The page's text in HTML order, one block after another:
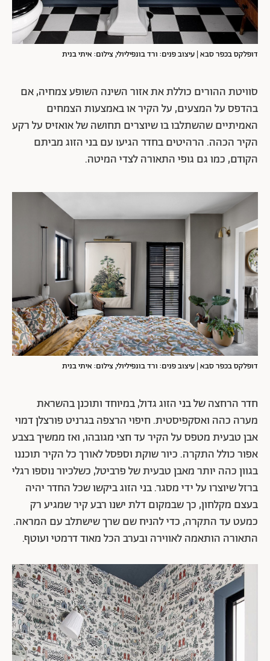
דופלקס בכפר סבא | עיצוב פנים: ורד בונפיליולי, צילום: איתי בנית
סוויטת ההורים כוללת את אזור השינה השופע צמחיה, אם
בהדפס על המצעים, על הקיר או באמצעות הצמחים
האמיתיים שהשתלבו בו שיוצרים תחושה של אואזיס על רקע
הקיר הכהה. הרהיטים בחדר הגיעו עם בני הזוג מביתם
הקודם, כמו גם גופי התאורה לצדי המיטה.
דופלקס בכפר סבא | עיצוב פנים: ורד בונפיליולי, צילום: איתי בנית
חדר הרחצה של בני הזוג גדול, במיוחד ותוכנן בהשראת
מערה כהה ואסקפיסטית. חיפוי הרצפה בגרניט פורצלן דמוי
אבן טבעית מטפס על הקיר עד חצי מגובהו, ואז ממשיך בצבע
אפור כולל התקרה. כיור שוקת וספסל לאורך כל הקיר תוכננו
בגוון כהה יותר מאבן טבעית של פרביטל, כשלכיור נוספו רגלי
ברזל שיוצרו על ידי מסגר. בני הזוג ביקשו שכל החדר יהיה
בעצם מקלחון, כך שבמקום דלת ישנו רבע קיר שמגיע רק
כמעט עד התקרה, כדי להניח שם שרך שישתלב עם המראה.
התאורה הותאמה לאווירה ובערב הכל מאוד דרמטי ועוטף.